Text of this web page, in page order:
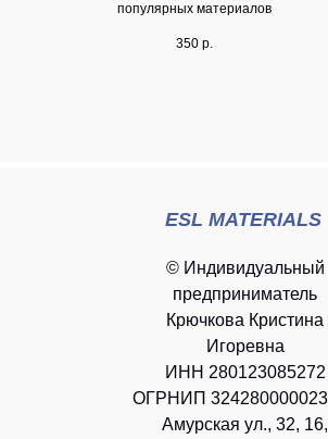
популярных материалов
350 р.
ESL MATERIALS
© Индивидуальный
предприниматель
Крючкова Кристина
Игоревна
ИНН 280123085272
ОГРНИП
Амурская ул., 32, 16,